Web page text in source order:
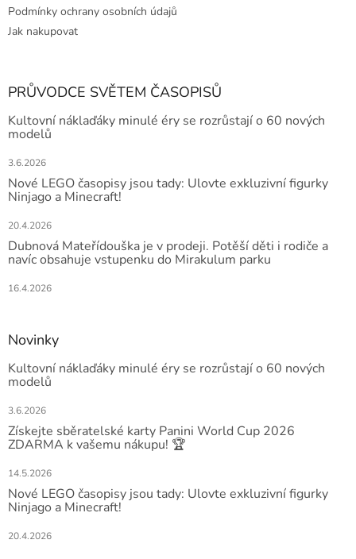
Podmínky ochrany osobních údajů
Jak nakupovat
PRŮVODCE SVĚTEM ČASOPISŮ
Kultovní náklaďáky minulé éry se rozrůstají o 60 nových
modelů
3.6.2026
Nové LEGO časopisy jsou tady: Ulovte exkluzivní figurky
Ninjago a Minecraft!
20.4.2026
Dubnová Mateřídouška je v prodeji. Potěší děti i rodiče a
navíc obsahuje vstupenku do Mirakulum parku
16.4.2026
Novinky
Kultovní náklaďáky minulé éry se rozrůstají o 60 nových
modelů
3.6.2026
Získejte sběratelské karty Panini World Cup 2026
ZDARMA k vašemu nákupu! 🏆
14.5.2026
Nové LEGO časopisy jsou tady: Ulovte exkluzivní figurky
Ninjago a Minecraft!
20.4.2026